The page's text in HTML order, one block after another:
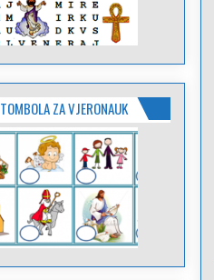
TOMBOLA ZA VJERONAUK